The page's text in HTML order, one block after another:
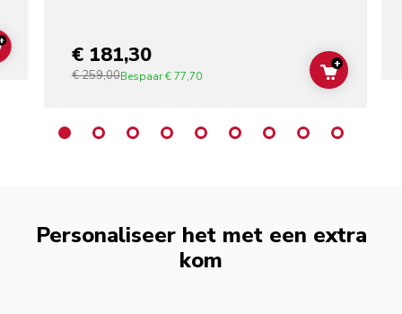
ADD TO CART€ 181,30
€ 259,00Bespaar€ 77,70 ADD TO
+
Personaliseer het met een extra
kom